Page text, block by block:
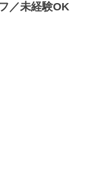
／未経験OK